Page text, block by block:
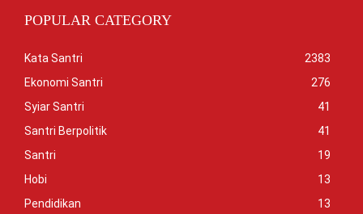
POPULAR CATEGORY
Kata Santri
2383
Ekonomi Santri
276
Syiar Santri
41
Santri Berpolitik
41
Santri
19
Hobi
13
Pendidikan
13